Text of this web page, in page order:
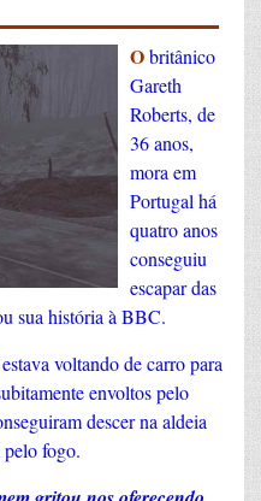
Obritânico
Gareth
Roberts, de
36 anos,
mora em
Portugal há
quatro anos
conseguiu
escapar das
sua história à BBC.
voltando de carro para
envoltos pelo
descer na aldeia
fogo.